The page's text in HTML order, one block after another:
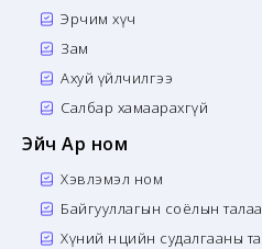
Эрчим хүч
Зам
Ахуй үйлчилгээ
Салбар хамаарахгүй
Эйч Ар ном
Хэвлэмэл ном
Байгууллагын соёлын
Хүний нөөцийн судалгааны